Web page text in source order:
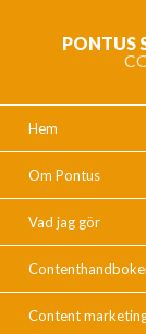
PONTUS
Hem
Om Pontus
Vad jag gör
Content